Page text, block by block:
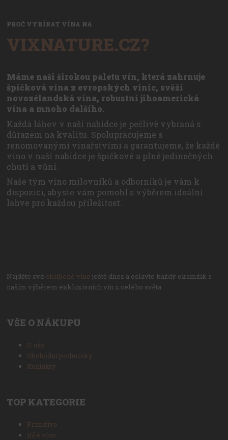
PROČ VYBÍRAT VÍNA NA
VIXNATURE.CZ?
Máme naši širokou paletu vín, která zahrnuje
špičková vína z evropských vinic, svěží
novozélandská vína, robustní jihoamerická
vína a mnoho dalšího.
Každá láhev v naší nabídce je pečlivě vybraná s
důrazem na kvalitu. Spolupracujeme s
renomovanými vinařstvími a garantujeme, že každé
víno v naší nabídce je špičkové a plné jedinečných
chutí a vůní.
Naše tým víno milovníků a odborníků je vám k
dispozici, abyste vám pomohl s výběrem ideální
lahve pro každou příležitost.
Najděte své oblíbené víno ještě dnes a oslavte každý okamžik s
naším výběrem exkluzivních vín z celého světa.
VŠE O NÁKUPU
O nás
Obchodní podmínky
Kontakty
TOP KATEGORIE
Primitivo
Bílé víno